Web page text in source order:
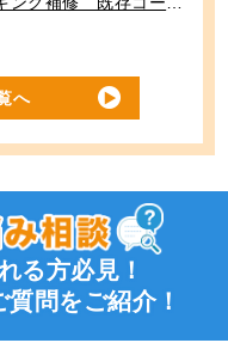
へ
る方必見！
問をご紹介！